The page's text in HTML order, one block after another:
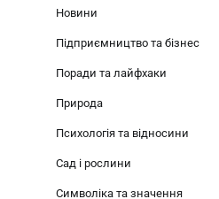
Новини
Підприємництво та бізнес
Поради та лайфхаки
Природа
Психологія та відносини
Сад і рослини
Символіка та значення